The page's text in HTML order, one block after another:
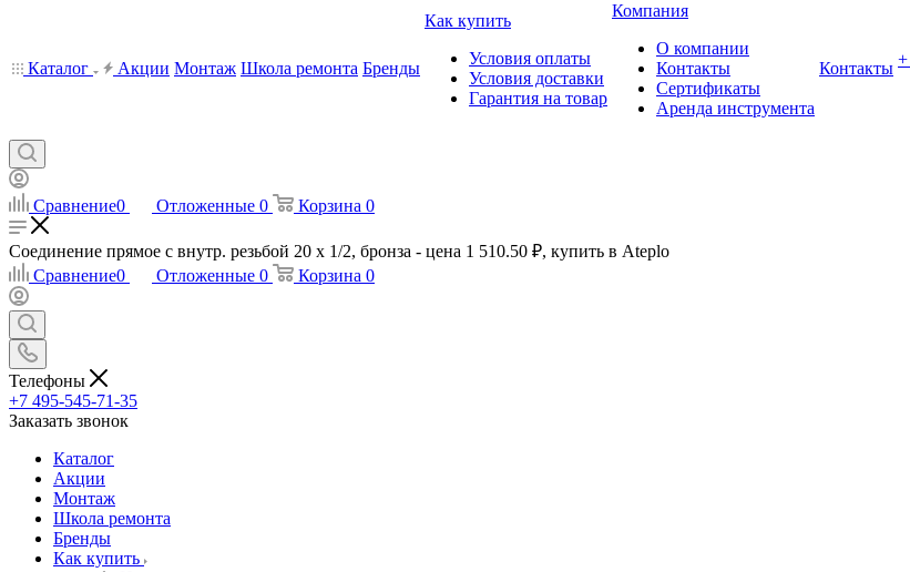
Каталог Акции Монтаж Школа ремонта Бренды
Как купить
Условия оплаты
Условия доставки
Гарантия на товар
Компания
О компании
Контакты
Сертификаты
Аренда инструмента
Контакты
Сравнение0 Отложенные 0 Корзина 0
Соединение прямое с внутр. резьбой 20 х 1/2, бронза - цена 1 510.50 ₽, купить в Ateplo
Сравнение0 Отложенные 0 Корзина 0
Телефоны
+7 495-545-71-35
Заказать звонок
Каталог
Акции
Монтаж
Школа ремонта
Бренды
Как купить